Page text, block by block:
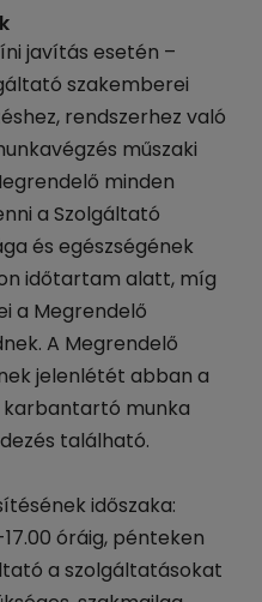
javítás esetén –
szakemberei
rendszerhez való
műszaki
minden
a Szolgáltató
és egészségének
időtartam alatt, míg
a Megrendelő
A Megrendelő
jelenlétét abban a
karbantartó munka
található.
időszaka:
óráig, pénteken
a szolgáltatásokat